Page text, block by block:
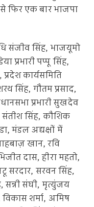
फिर एक बार भाजपा
संजीव सिंह, भाजयूमो
प्रभारी पप्पू सिंह,
प्रदेश कार्यसमिति
सिंह, गौतम प्रसाद,
प्रभारी सुखदेव
सिंह, कौशिक
मंडल अद्यक्षों में
खान, रवि
दास, हीरा महतो,
सरदार, सरवन सिंह,
सन्नी संघी, मृत्युंजय
शर्मा, अमिष